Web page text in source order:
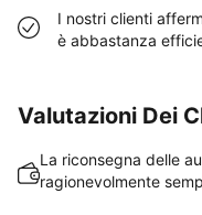
I nostri clienti
è abbastanza
Valutazioni Dei
La riconsegna delle
ragionevolmente